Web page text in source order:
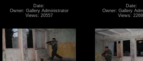
Date:
Owner: Gallery Administrator
Views: 20557
Date:
Owner: Gallery
Views: